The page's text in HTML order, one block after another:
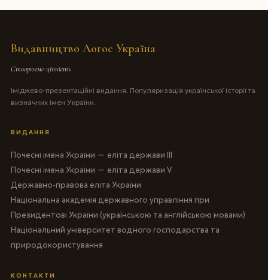
Видавництво Логос Україна
Створюємо цінність
Іміджево-презентаційні видання. Популяризація української історії та
визначних імен України.
ВИДАННЯ
Почесні імена України — еліта держави III
Почесні імена України — еліта держави V
Державно-правова еліта України
Національна академія державного управління при
Президентові України (українською та англійською мовами)
Національний університет водного господарства та
природокористування
КОНТАКТИ